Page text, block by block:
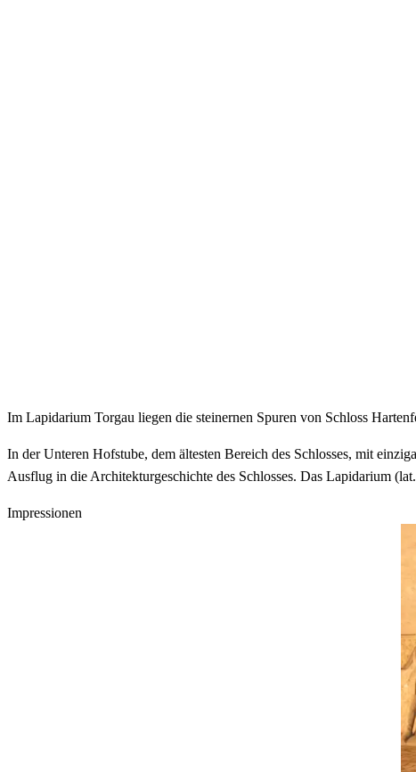
Im Lapidarium Torgau liegen die steinernen Spuren von Schloss
In der Unteren Hofstube, dem ältesten Bereich des Schlosses, mit
Ausflug in die Architekturgeschichte des Schlosses. Das Lapidarium
Impressionen